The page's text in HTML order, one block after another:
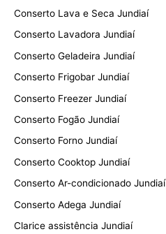
Conserto Lava e Seca Jundiaí
Conserto Lavadora Jundiaí
Conserto Geladeira Jundiaí
Conserto Frigobar Jundiaí
Conserto Freezer Jundiaí
Conserto Fogão Jundiaí
Conserto Forno Jundiaí
Conserto Cooktop Jundiaí
Conserto Ar-condicionado Jundiaí
Conserto Adega Jundiaí
Clarice assistência Jundiaí